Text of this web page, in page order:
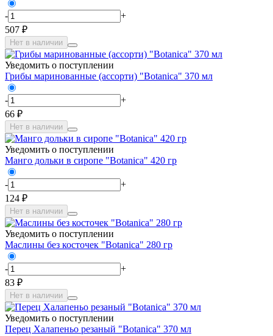
-
+
507 ₽
Нет в наличии
Уведомить о поступлении
Грибы маринованные (ассорти) "Botanica" 370 мл
-
+
66 ₽
Нет в наличии
Уведомить о поступлении
Манго дольки в сиропе "Botanica" 420 гр
-
+
124 ₽
Нет в наличии
Уведомить о поступлении
Маслины без косточек "Botanica" 280 гр
-
+
83 ₽
Нет в наличии
Уведомить о поступлении
Перец Халапеньо резаный "Botanica" 370 мл